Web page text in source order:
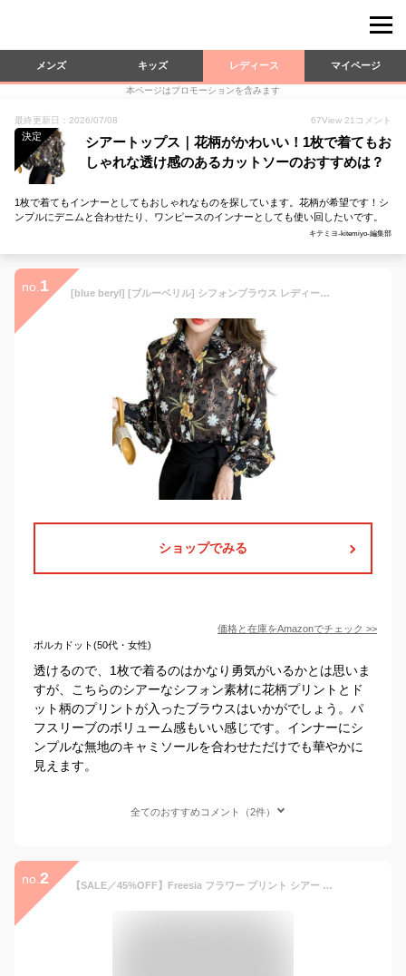
メンズ キッズ レディース マイページ
本ページはプロモーションを含みます
最終更新日：2026/07/08 67View 21 コメント
決定
シアートップス｜花柄がかわいい！1枚で着てもお
しゃれな透け感のあるカットソーのおすすめは？
1枚で着てもインナーとしてもおしゃれなものを探しています。花柄が希望です！シ
ンプルにデニムと合わせたり、ワンピースのインナーとしても使い回したいです。
キテミヨ-kitemiyo-編集部
no. 1 [blue beryl] [ブルーベリル] シフォンブラウス レディース フラワープリント ドット柄 パフスリーブ 長袖 シアー スタンダードカラー ゆったり BB068-BK-XL
ショップでみる
価格と在庫をAmazonでチェック >>
ポルカドット(50代・女性)
透けるので、1枚で着るのはかなり勇気がいるかとは思いま
すが、こちらのシアーなシフォン素材に花柄プリントとド
ット柄のプリントが入ったブラウスはいかがでしょう。パ
フスリーブのボリューム感もいい感じです。インナーにシ
ンプルな無地のキャミソールを合わせただけでも華やかに
見えます。
全てのおすすめコメント（2件）
no. 2 【SALE／45%OFF】Freesia フラワー プリント シアー 長袖 トップス Freesia フリージア アンドミー トップス カットソー・Tシャツ ブラック ベージュ